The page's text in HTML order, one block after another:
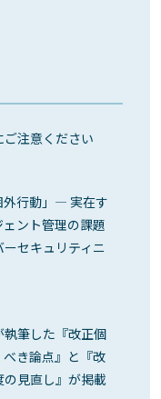
注意ください
外行動」― 実在す
ント管理の課題
セキュリティニ
筆した『改正個
き論点』と『改
見直し』が掲載